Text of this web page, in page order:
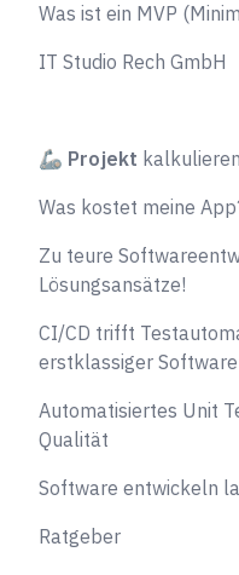
Was ist ein MVP
IT Studio Rech GmbH
🦾 Projekt kalkulieren
Was kostet meine
Zu teure
Lösungsansätze!
CI/CD trifft
erstklassiger Software
Automatisiertes Unit
Qualität
Software entwickeln
Ratgeber